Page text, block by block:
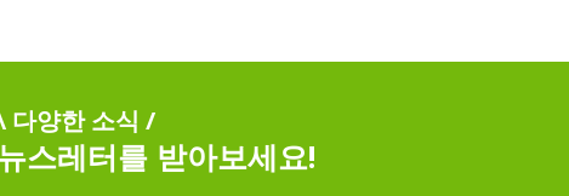
다양한 소식 /
스레터를 받아보세요!